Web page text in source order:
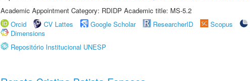
Academic Appointment Category: RDIDP Academic title: MS-5.2
Orcid
CV Lattes Google Scholar ResearcherID Scopus
Dimensions
Repositório Institucional UNESP